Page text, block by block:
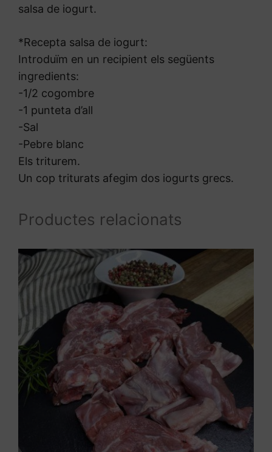
salsa de iogurt.
*Recepta salsa de iogurt:
Introduïm en un recipient els següents
ingredients:
-1/2 cogombre
-1 punteta d’all
-Sal
-Pebre blanc
Els triturem.
Un cop triturats afegim dos iogurts grecs.
Productes relacionats